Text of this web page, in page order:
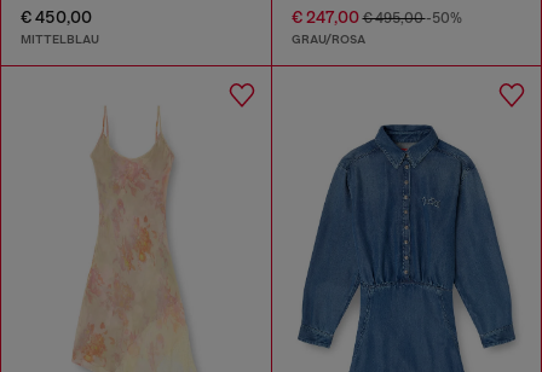
€ 450,00
MITTELBLAU
€ 247,00€ 495,00-50%
GRAU/ROSA